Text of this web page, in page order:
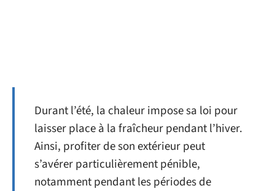
Durant l’été, la chaleur impose sa loi pour
laisser place à la fraîcheur pendant l’hiver.
Ainsi, profiter de son extérieur peut
s’avérer particulièrement pénible,
notamment pendant les périodes de